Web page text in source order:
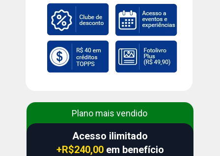
Acesso ilimitado
+R$240,00 em benefício
Plano mais vendido